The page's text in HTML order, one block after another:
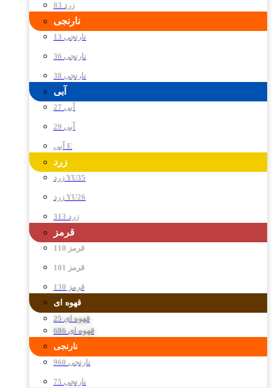
زرد 83
نارنجی
نارنجی 13
نارنجی 36
نارنجی 38
آبی
آبی 27
آبی 29
آبی E
زرد
زرد YU35
زرد YU26
زرد 313
قرمز
قرمز 110
قرمز 101
قرمز 130
قهوه ای
قهوه ای 25
قهوه ای 686
نارنجی
نارنجی 960
نارنجی 75